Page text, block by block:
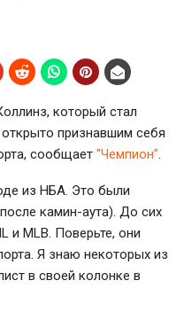
который стал
признавшим себя
сообщает "Чемпион".
из НБА. Это были
камин-аута). До сих
и MLB. Поверьте, они
Я знаю некоторых из
в своей колонке в